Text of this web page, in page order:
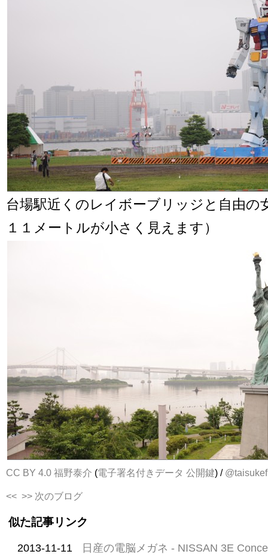
台場駅近くのレイボーブリッジと自由の
１１メートルが小さく見えます）
CC BY 4.0 福野泰介 (電子署名付きデータ 公開鍵) / @taisukef
<< >> 次のブログ
似た記事リンク
2013-11-11 日産の電脳メガネ - NISSAN 3E